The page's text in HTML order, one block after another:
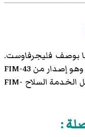
بوصف فليجرفاوست.
الأول فليجرفاوست 1 الذي قُدم في 1979، وهو إصدار من FIM-43
Redeye أمريكي الأصل وحتى 1992 إذ دخل الخدمة السلاح FIM-
: